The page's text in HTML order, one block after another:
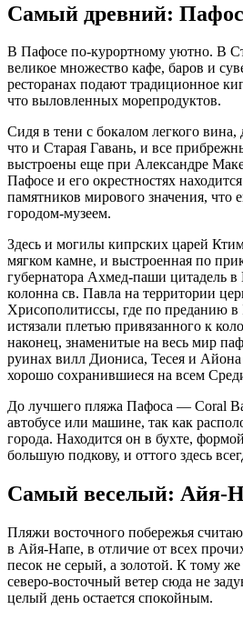
Самый древний: Пафос
В Пафосе по-курортному уютно. В
великое множество кафе, баров и
ресторанах подают традиционное
что выловленных морепродуктов.
Сидя в тени с бокалом легкого
что и Старая Гавань, и все
выстроены еще при Александре
Пафосе и его окрестностях
памятников мирового значения, что
городом-музеем.
Здесь и могилы кипрских царей
мягком камне, и выстроенная по
губернатора Ахмед-паши цитадель в
колонна св. Павла на территории
Хрисополитиссы, где по преданию в
истязали плетью привязанного к
наконец, знаменитые на весь мир
руинах вилл Диониса, Тесея и
хорошо сохранившиеся на всем
До лучшего пляжа Пафоса — Coral
автобусе или машине, так как
города. Находится он в бухте,
большую подкову, и оттого здесь
Самый веселый: Айя-
Пляжи восточного побережья
в Айя-Напе, в отличие от всех
песок не серый, а золотой. К тому
северо-восточный ветер сюда не
целый день остается спокойным.